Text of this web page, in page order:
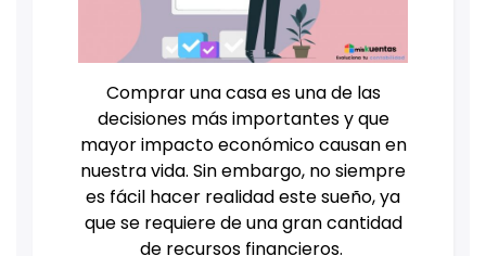
Comprar una casa es una de las
decisiones más importantes y que
mayor impacto económico causan en
nuestra vida. Sin embargo, no siempre
es fácil hacer realidad este sueño, ya
que se requiere de una gran cantidad
de recursos financieros.